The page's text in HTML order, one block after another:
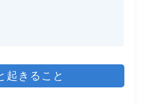
起きること